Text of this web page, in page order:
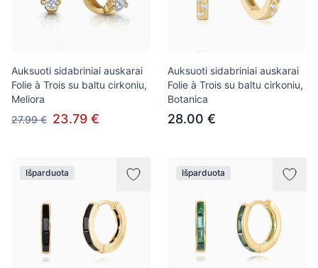
Auksuoti sidabriniai auskarai
Folie à Trois su baltu cirkoniu,
Meliora
27.99 € 23.79 €
Auksuoti sidabriniai auskarai
Folie à Trois su baltu cirkoniu,
Botanica
28.00 €
Išparduota Išparduota